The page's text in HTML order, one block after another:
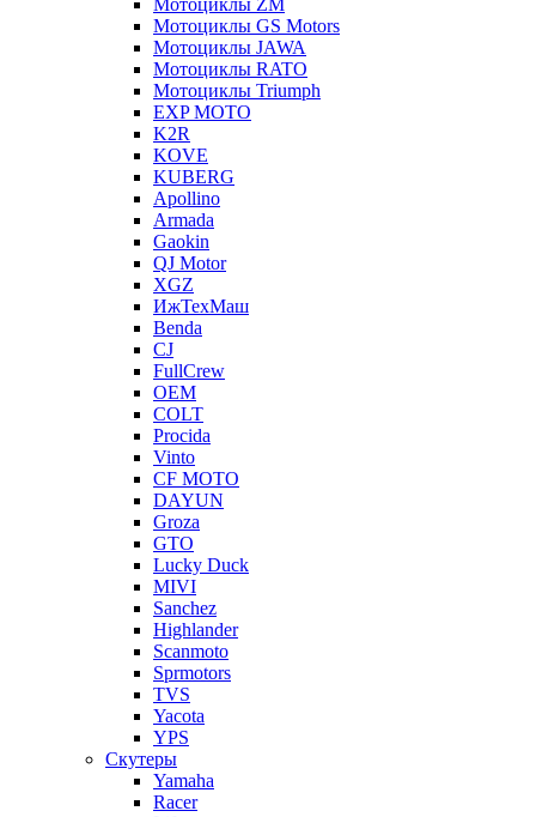
Мотоциклы ZM
Мотоциклы GS Motors
Мотоциклы JAWA
Мотоциклы RATO
Мотоциклы Triumph
EXP MOTO
K2R
KOVE
KUBERG
Apollino
Armada
Gaokin
QJ Motor
XGZ
ИжТехМаш
Benda
CJ
FullCrew
OEM
COLT
Procida
Vinto
CF MOTO
DAYUN
Groza
GTO
Lucky Duck
MIVI
Sanchez
Highlander
Scanmoto
Sprmotors
TVS
Yacota
YPS
Скутеры
Yamaha
Racer